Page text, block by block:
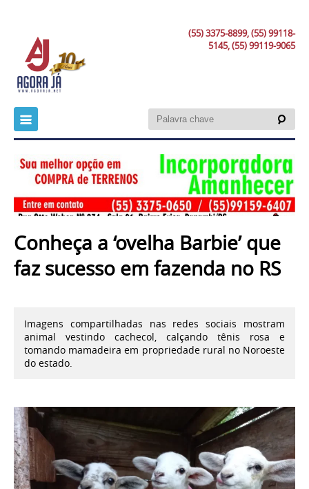
(55) 3375-8899, (55) 99118-
5145, (55) 99119-9065
Conheça a ‘ovelha Barbie’ que
faz sucesso em fazenda no RS
Imagens compartilhadas nas redes sociais mostram
animal vestindo cachecol, calçando tênis rosa e
tomando mamadeira em propriedade rural no Noroeste
do estado.